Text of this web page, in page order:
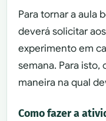
Para tornar a aula
deverá solicitar
experimento em
semana. Para isto,
maneira na qual
Como fazer a